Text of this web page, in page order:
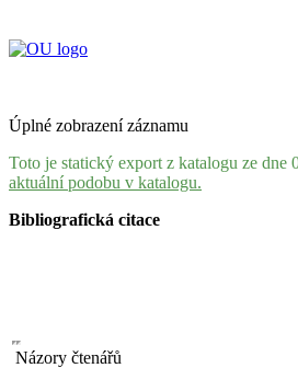
Úplné zobrazení záznamu
Toto je statický export z katalogu ze dne
aktuální podobu v katalogu.
Bibliografická citace
Názory čtenářů